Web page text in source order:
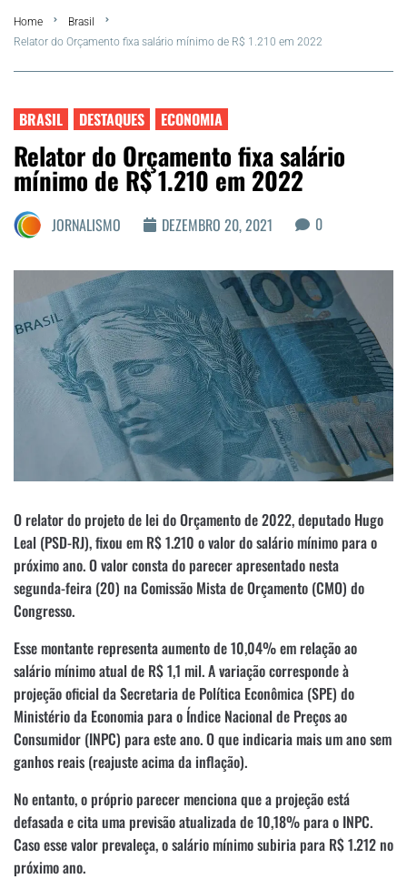
FLA Araru 2026
Região dos Lagos
Agenda Cultural
Colunistas
Matérias Exclusivas
Home
Brasil
Relator do Orçamento fixa salário mínimo de R$ 1.210 em 2022
BRASIL DESTAQUES ECONOMIA
Relator do Orçamento fixa salário
mínimo de R$ 1.210 em 2022
JORNALISMO DEZEMBRO 20, 2021 0
O relator do projeto de lei do Orçamento de 2022, deputado Hugo
Leal (PSD-RJ), fixou em R$ 1.210 o valor do salário mínimo para o
próximo ano. O valor consta do parecer apresentado nesta
segunda-feira (20) na Comissão Mista de Orçamento (CMO) do
Congresso.
Esse montante representa aumento de 10,04% em relação ao
salário mínimo atual de R$ 1,1 mil. A variação corresponde à
projeção oficial da Secretaria de Política Econômica (SPE) do
Ministério da Economia para o Índice Nacional de Preços ao
Consumidor (INPC) para este ano. O que indicaria mais um ano sem
ganhos reais (reajuste acima da inflação).
No entanto, o próprio parecer menciona que a projeção está
defasada e cita uma previsão atualizada de 10,18% para o INPC.
Caso esse valor prevaleça, o salário mínimo subiria para R$ 1.212 no
próximo ano.